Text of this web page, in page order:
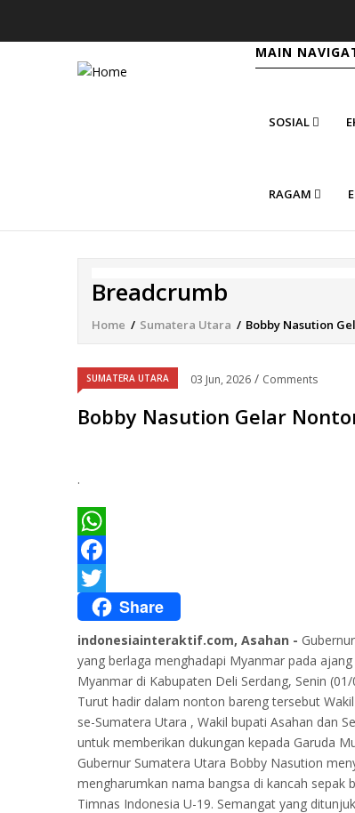
MAIN
SOSIAL
RAGAM
Breadcrumb
Home / Sumatera Utara / Bobby Nasution
SUMATERA UTARA 03 Jun, 2026 / Comments
Bobby Nasution Gelar
.
WhatsApp
Facebook
Twitter Share
indonesiainteraktif.com, Asahan -
yang berlaga menghadapi Myanmar pada
Myanmar di Kabupaten Deli Serdang, Senin
Turut hadir dalam nonton bareng tersebut
se-Sumatera Utara , Wakil bupati Asahan dan
untuk memberikan dukungan kepada Garuda
Gubernur Sumatera Utara Bobby Nasution
mengharumkan nama bangsa di kancah sepak
Timnas Indonesia U-19. Semangat yang